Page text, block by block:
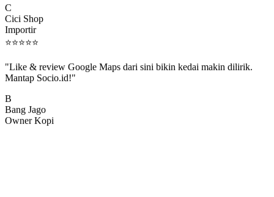
Cici Shop
Importir
⭐⭐⭐⭐⭐
Mantap Socio.id!"
Bang Jago
Owner Kopi